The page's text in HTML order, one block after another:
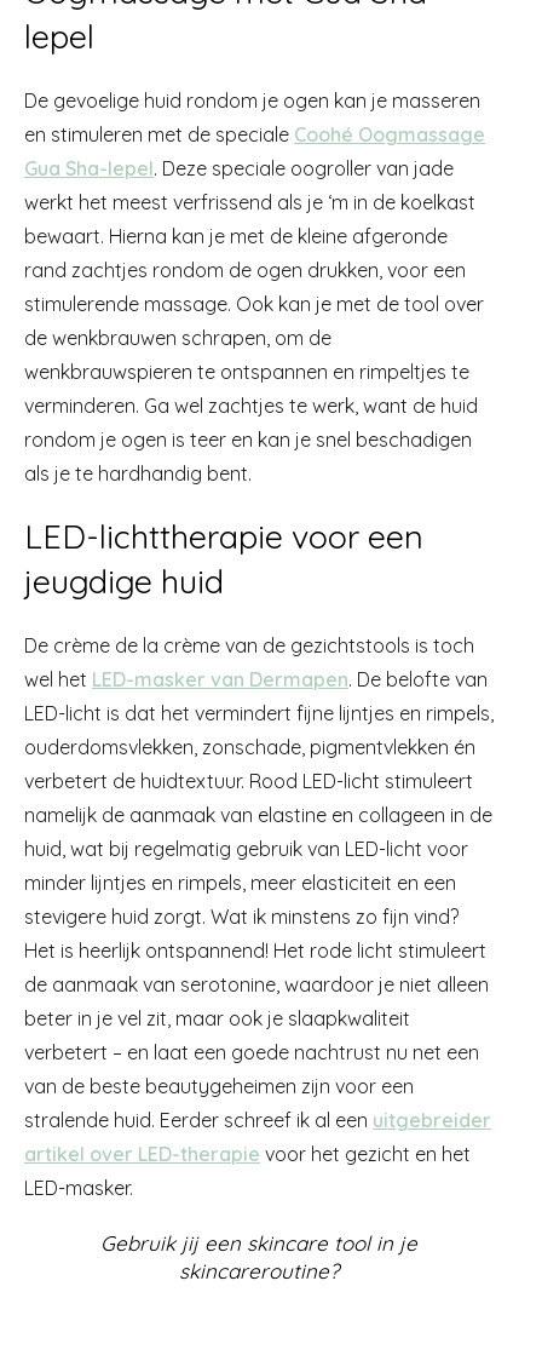
lepel
De gevoelige huid rondom je ogen kan je masseren
en stimuleren met de speciale Coohé Oogmassage
Gua Sha-lepel. Deze speciale oogroller van jade
werkt het meest verfrissend als je ‘m in de koelkast
bewaart. Hierna kan je met de kleine afgeronde
rand zachtjes rondom de ogen drukken, voor een
stimulerende massage. Ook kan je met de tool over
de wenkbrauwen schrapen, om de
wenkbrauwspieren te ontspannen en rimpeltjes te
verminderen. Ga wel zachtjes te werk, want de huid
rondom je ogen is teer en kan je snel beschadigen
als je te hardhandig bent.
LED-lichttherapie voor een
jeugdige huid
De crème de la crème van de gezichtstools is toch
wel het LED-masker van Dermapen. De belofte van
LED-licht is dat het vermindert fijne lijntjes en rimpels,
ouderdomsvlekken, zonschade, pigmentvlekken én
verbetert de huidtextuur. Rood LED-licht stimuleert
namelijk de aanmaak van elastine en collageen in de
huid, wat bij regelmatig gebruik van LED-licht voor
minder lijntjes en rimpels, meer elasticiteit en een
stevigere huid zorgt. Wat ik minstens zo fijn vind?
Het is heerlijk ontspannend! Het rode licht stimuleert
de aanmaak van serotonine, waardoor je niet alleen
beter in je vel zit, maar ook je slaapkwaliteit
verbetert – en laat een goede nachtrust nu net een
van de beste beautygeheimen zijn voor een
stralende huid. Eerder schreef ik al een uitgebreider
artikel over LED-therapie voor het gezicht en het
LED-masker.
Gebruik jij een skincare tool in je
skincareroutine?